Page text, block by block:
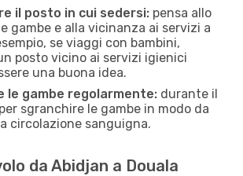
il posto in cui sedersi: pensa allo
gambe e alla vicinanza ai servizi a
se viaggi con bambini,
posto vicino ai servizi igienici
una buona idea.
le gambe regolarmente: durante il
sgranchire le gambe in modo da
circolazione sanguigna.
da Abidjan a Douala